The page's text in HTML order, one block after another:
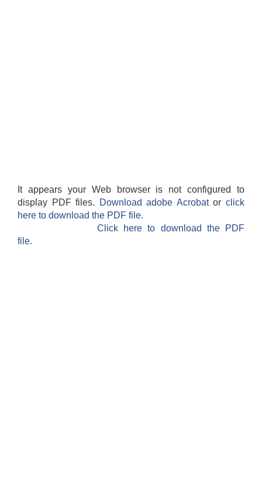
It appears your Web browser is not configured to
display PDF files.
Download adobe Acrobatorclick
here to download the PDF file.
Click here to download the PDF
file.